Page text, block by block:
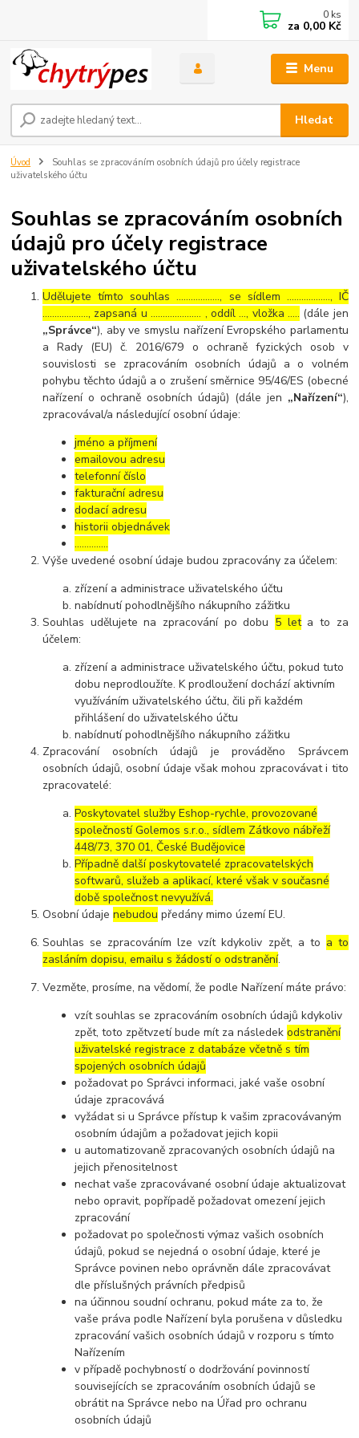
Menu
Hledat
0 ks
za 0,00 Kč
Úvod
Souhlas se zpracováním osobních údajů pro účely registrace
uživatelského účtu
Souhlas se zpracováním osobních
údajů pro účely registrace
uživatelského účtu
Udělujete tímto souhlas ……………..., se sídlem ………………, IČ
………………., zapsaná u ………………… , oddíl …, vložka ….. (dále jen
„Správce“), aby ve smyslu nařízení Evropského parlamentu
a Rady (EU) č. 2016/679 o ochraně fyzických osob v
souvislosti se zpracováním osobních údajů a o volném
pohybu těchto údajů a o zrušení směrnice 95/46/ES (obecné
nařízení o ochraně osobních údajů) (dále jen „Nařízení“),
zpracovával/a následující osobní údaje:
jméno a příjmení
emailovou adresu
telefonní číslo
fakturační adresu
dodací adresu
historii objednávek
…………..
Výše uvedené osobní údaje budou zpracovány za účelem:
zřízení a administrace uživatelského účtu
nabídnutí pohodlnějšího nákupního zážitku
Souhlas udělujete na zpracování po dobu 5 leta to za
účelem:
zřízení a administrace uživatelského účtu, pokud tuto
dobu neprodloužíte. K prodloužení dochází aktivním
využíváním uživatelského účtu, čili při každém
přihlášení do uživatelského účtu
nabídnutí pohodlnějšího nákupního zážitku
Zpracování osobních údajů je prováděno Správcem
osobních údajů, osobní údaje však mohou zpracovávat i tito
zpracovatelé:
Poskytovatel služby Eshop-rychle, provozované
společností Golemos s.r.o., sídlem Zátkovo nábřeží
448/73, 370 01, České Budějovice
Případně další poskytovatelé zpracovatelských
softwarů, služeb a aplikací, které však v současné
době společnost nevyužívá.
Osobní údajenebudou předány mimo území EU.
Souhlas se zpracováním lze vzít kdykoliv zpět, a to a to
zasláním dopisu, emailu s žádostí o odstranění.
Vezměte, prosíme, na vědomí, že podle Nařízení máte právo:
vzít souhlas se zpracováním osobních údajů kdykoliv
zpět, toto zpětvzetí bude mít za následekodstranění
uživatelské registrace z databáze včetně s tím
spojených osobních údajů
požadovat po Správci informaci, jaké vaše osobní
údaje zpracovává
vyžádat si u Správce přístup k vašim zpracovávaným
osobním údajům a požadovat jejich kopii
u automatizovaně zpracovaných osobních údajů na
jejich přenositelnost
nechat vaše zpracovávané osobní údaje aktualizovat
nebo opravit, popřípadě požadovat omezení jejich
zpracování
požadovat po společnosti výmaz vašich osobních
údajů, pokud se nejedná o osobní údaje, které je
Správce povinen nebo oprávněn dále zpracovávat
dle příslušných právních předpisů
na účinnou soudní ochranu, pokud máte za to, že
vaše práva podle Nařízení byla porušena v důsledku
zpracování vašich osobních údajů v rozporu s tímto
Nařízením
v případě pochybností o dodržování povinností
souvisejících se zpracováním osobních údajů se
obrátit na Správce nebo na Úřad pro ochranu
osobních údajů